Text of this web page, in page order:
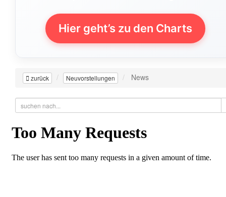
Hier geht’s zu den Charts
zurück Neuvorstellungen News